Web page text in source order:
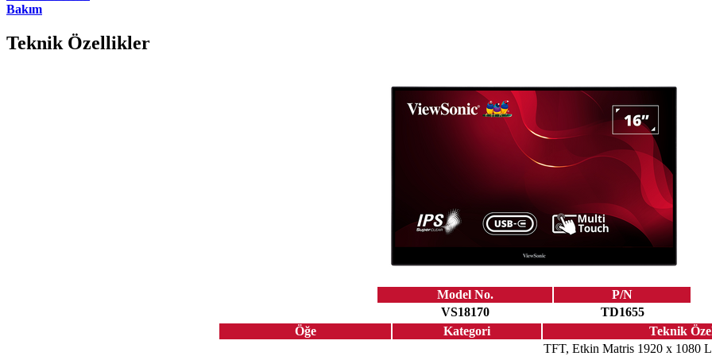
Bakım
Teknik Özellikler
Model No.
P/N
VS18170
TD1655
Öğe
Kategori Teknik
TFT, Etkin Matris 1920 x 1080